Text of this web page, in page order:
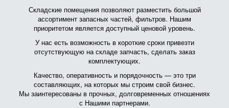
Складские помещения позволяют разместить большой
ассортимент запасных частей, фильтров. Нашим
приоритетом является доступный ценовой уровень.
У нас есть возможность в короткие сроки привезти
отсутствующую на складе запчасть, сделать заказ
комплектующих.
Качество, оперативность и порядочность — это три
составляющих, на которых мы строим свой бизнес.
Мы заинтересованы в прочных, долговременных отношениях
с Нашими партнерами.